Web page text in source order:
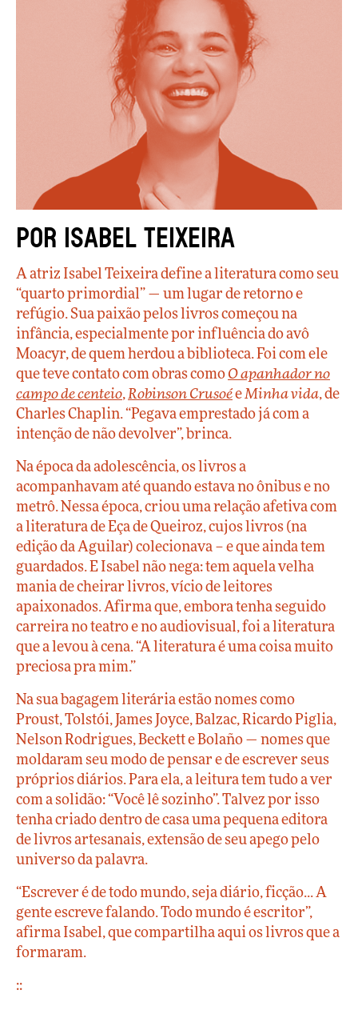
Por Isabel Teixeira
A atriz Isabel Teixeira define a literatura como seu
“quarto primordial” — um lugar de retorno e
refúgio. Sua paixão pelos livros começou na
infância, especialmente por influência do avô
Moacyr, de quem herdou a biblioteca. Foi com ele
que teve contato com obras como O apanhador no
campo de centeio,Robinson CrusoéeMinha vida, de
Charles Chaplin. “Pegava emprestado já com a
intenção de não devolver”, brinca.
Na época da adolescência, os livros a
acompanhavam até quando estava no ônibus e no
metrô. Nessa época, criou uma relação afetiva com
a literatura de Eça de Queiroz, cujos livros (na
edição da Aguilar) colecionava – e que ainda tem
guardados. E Isabel não nega: tem aquela velha
mania de cheirar livros, vício de leitores
apaixonados. Afirma que, embora tenha seguido
carreira no teatro e no audiovisual, foi a literatura
que a levou à cena. “A literatura é uma coisa muito
preciosa pra mim.”
Na sua bagagem literária estão nomes como
Proust, Tolstói, James Joyce, Balzac, Ricardo Piglia,
Nelson Rodrigues, Beckett e Bolaño — nomes que
moldaram seu modo de pensar e de escrever seus
próprios diários. Para ela, a leitura tem tudo a ver
com a solidão: “Você lê sozinho”. Talvez por isso
tenha criado dentro de casa uma pequena editora
de livros artesanais, extensão de seu apego pelo
universo da palavra.
“Escrever é de todo mundo, seja diário, ficção... A
gente escreve falando. Todo mundo é escritor”,
afirma Isabel, que compartilha aqui os livros que a
formaram.
::